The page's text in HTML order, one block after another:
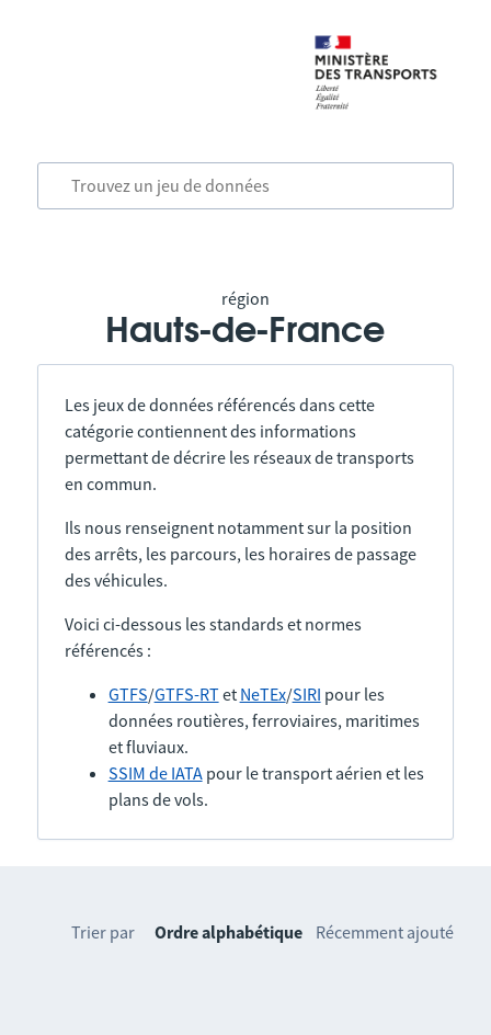
région
Hauts-de-France
Les jeux de données référencés dans cette
catégorie contiennent des informations
permettant de décrire les réseaux de transports
en commun.
Ils nous renseignent notamment sur la position
des arrêts, les parcours, les horaires de passage
des véhicules.
Voici ci-dessous les standards et normes
référencés :
GTFS/GTFS-RTet NeTEx/SIRI pour les
données routières, ferroviaires, maritimes
et fluviaux.
SSIM de IATApour le transport aérien et les
plans de vols.
Trier par Ordre alphabétique Récemment ajouté